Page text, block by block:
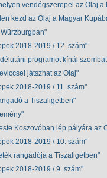
vendégszerepel az Olaj a
kezd az Olaj a Magyar
2018-2019 / 12. szám
programot kínál
játszhat az Olaj
2018-2019 / 11. szám
a Tiszaligetben
Koszovóban lép pályára az
2018-2019 / 10. szám
rangadója a Tiszaligetben
2018-2019 / 9. szám